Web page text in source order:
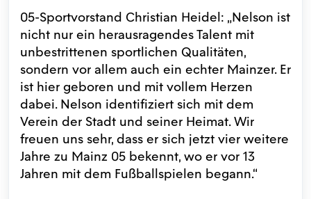
05-Sportvorstand Christian Heidel: „Nelson ist
nicht nur ein herausragendes Talent mit
unbestrittenen sportlichen Qualitäten,
sondern vor allem auch ein echter Mainzer. Er
ist hier geboren und mit vollem Herzen
dabei. Nelson identifiziert sich mit dem
Verein der Stadt und seiner Heimat. Wir
freuen uns sehr, dass er sich jetzt vier weitere
Jahre zu Mainz 05 bekennt, wo er vor 13
Jahren mit dem Fußballspielen begann.“